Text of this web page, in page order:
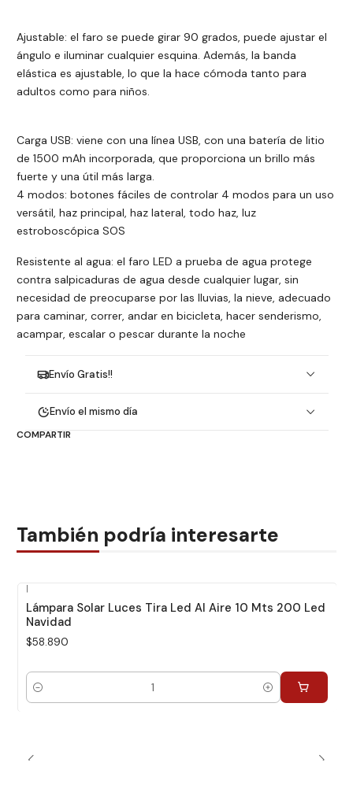
Ajustable: el faro se puede girar 90 grados, puede ajustar el
ángulo e iluminar cualquier esquina. Además, la banda
elástica es ajustable, lo que la hace cómoda tanto para
adultos como para niños.
Carga USB: viene con una línea USB, con una batería de litio
de 1500 mAh incorporada, que proporciona un brillo más
fuerte y una útil más larga.
4 modos: botones fáciles de controlar 4 modos para un uso
versátil, haz principal, haz lateral, todo haz, luz
estroboscópica SOS
Resistente al agua: el faro LED a prueba de agua protege
contra salpicaduras de agua desde cualquier lugar, sin
necesidad de preocuparse por las lluvias, la nieve, adecuado
para caminar, correr, andar en bicicleta, hacer senderismo,
acampar, escalar o pescar durante la noche
Envío Gratis!!
Envío el mismo día
COMPARTIR
También podría interesarte
|
Lámpara Solar Luces Tira Led Al Aire 10 Mts 200 Led
Navidad
$58.890
Cantidad